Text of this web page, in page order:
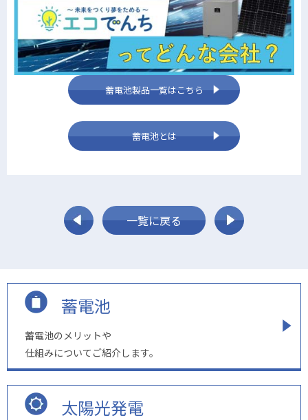
蓄電池製品一覧はこちら
蓄電池とは
一覧に戻る
蓄電池
蓄電池のメリットや
仕組みについてご紹介します。
太陽光発電